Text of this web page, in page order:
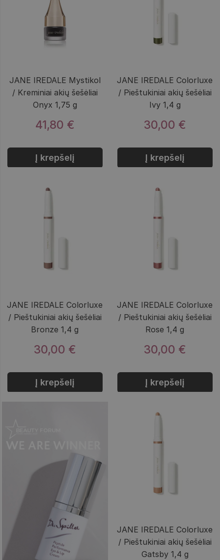
JANE IREDALE Mystikol
/ Kreminiai akių šešėliai
Onyx 1,75 g
41,80 €
Į krepšelį
JANE IREDALE Colorluxe
/ Pieštukiniai akių šešėliai
Ivy 1,4 g
30,00 €
Į krepšelį
JANE IREDALE Colorluxe
/ Pieštukiniai akių šešėliai
Bronze 1,4 g
30,00 €
Į krepšelį
JANE IREDALE Colorluxe
/ Pieštukiniai akių šešėliai
Rose 1,4 g
30,00 €
Į krepšelį
JANE IREDALE Colorluxe
/ Pieštukiniai akių šešėliai
Gatsby 1,4 g